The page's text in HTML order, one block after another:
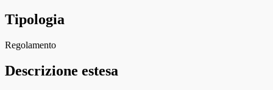
Tipologia
Regolamento
Descrizione estesa